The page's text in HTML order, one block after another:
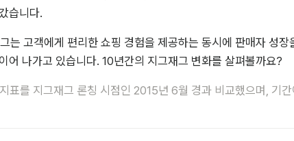
습니다.
는 고객에게 편리한 쇼핑 경험을 제공하는 동시에 판매자 성장
어 나가고 있습니다. 10년간의 지그재그 변화를 살펴볼까요?
표를 지그재그 론칭 시점인 2015년 6월 경과 비교했으며, 기